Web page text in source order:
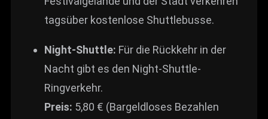
tagsüber kostenlose Shuttlebusse.
Night-Shuttle: Für die Rückkehr in der
Nacht gibt es den Night-Shuttle-
Ringverkehr.
Preis: 5,80 € (Bargeldloses Bezahlen